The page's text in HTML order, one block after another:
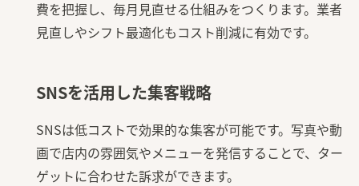
費を把握し、毎月見直せる仕組みをつくります。業者
見直しやシフト最適化もコスト削減に有効です。
SNSを活用した集客戦略
SNSは低コストで効果的な集客が可能です。写真や動
画で店内の雰囲気やメニューを発信することで、ター
ゲットに合わせた訴求ができます。